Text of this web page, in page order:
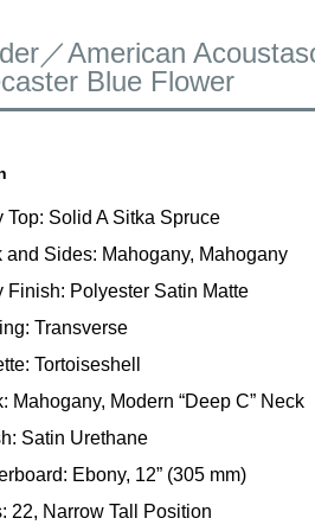
／American
Blue Flower
Top: Solid A Sitka Spruce
and Sides: Mahogany, Mahogany
Finish: Polyester Satin Matte
Transverse
Tortoiseshell
Mahogany, Modern “Deep C” Neck
Satin Urethane
Ebony, 12” (305 mm)
22, Narrow Tall Position